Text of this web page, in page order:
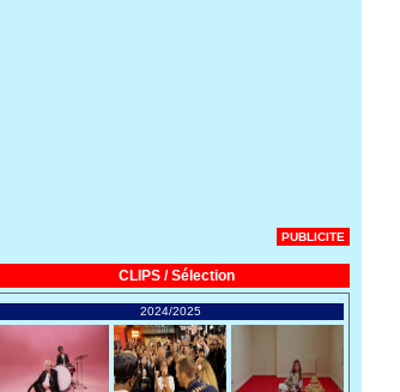
PUBLICITE
CLIPS / Sélection
2024/2025